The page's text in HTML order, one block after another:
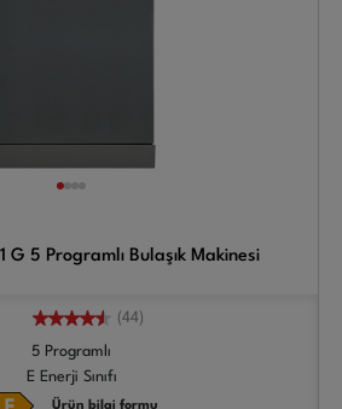
G 5 Programlı Bulaşık Makinesi
(44)
5 Programlı
E Enerji Sınıfı